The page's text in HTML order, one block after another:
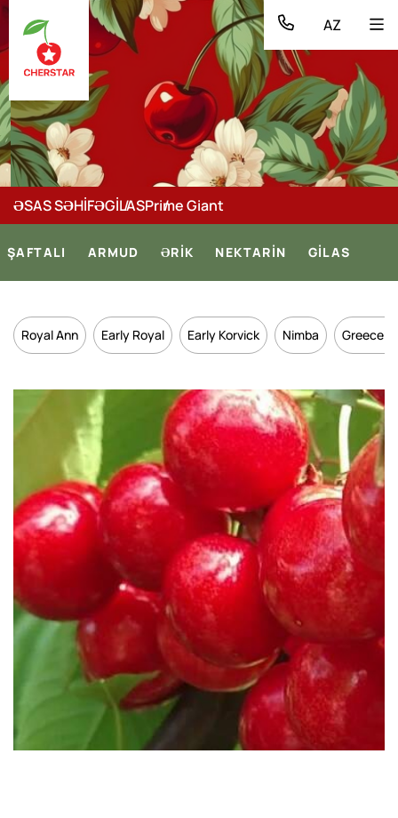
AZ
ƏSAS SƏHİFƏGİLASPrime Giant
ŞAFTALI ARMUD ƏRİK NEKTARİN GİLAS
Royal Ann Early Royal Early Korvick Nimba Greece